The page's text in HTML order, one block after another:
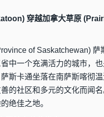
穿越加拿大草原
of Saskatchewan) 萨
中一个充满活力的城市，
斯卡通坐落在南萨斯喀彻
的社区和多元的文化而闻
绝佳之地。